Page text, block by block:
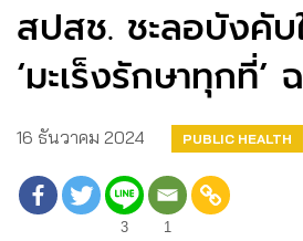
สปสช. ชะลอบังคับ
‘มะเร็งรักษาทุกที่’
16 ธันวาคม 2024 PUBLIC HEALTH
3 1